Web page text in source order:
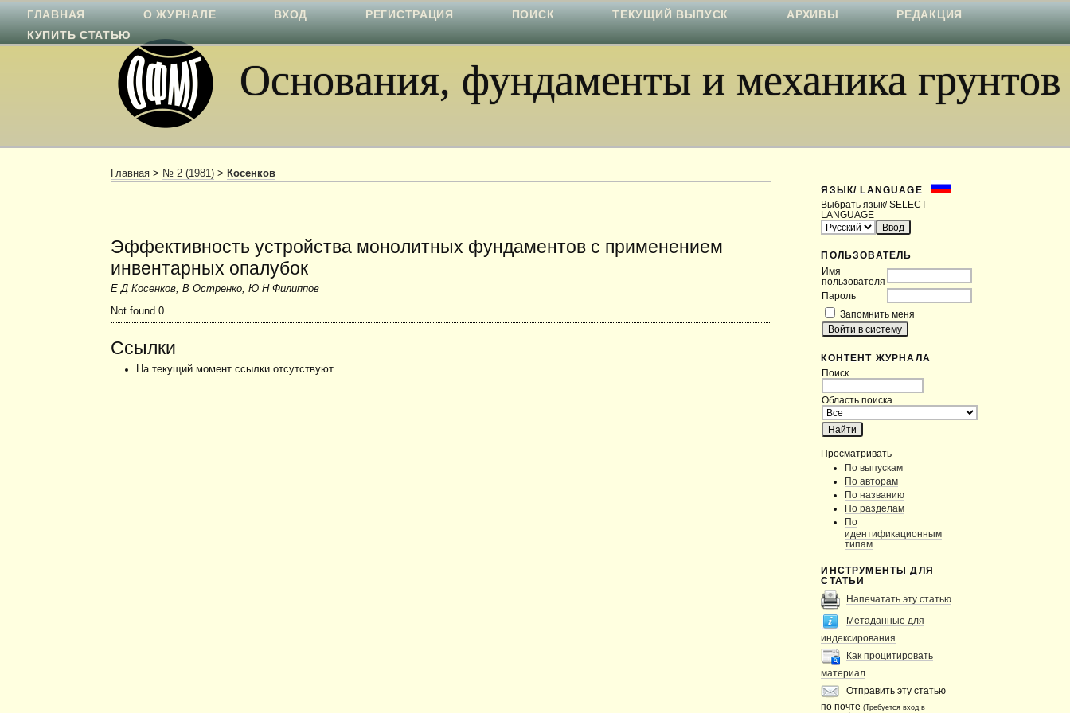
Основания, фундаменты и механика грунтов
ЯЗЫК/ LANGUAGE
Выбрать язык/ SELECT
LANGUAGE
ПОЛЬЗОВАТЕЛЬ
Имя
пользователя
Пароль
Запомнить меня
КОНТЕНТ ЖУРНАЛА
Поиск
Область поиска
Просматривать
По выпускам
По авторам
По названию
По разделам
По
идентификационным
типам
ИНСТРУМЕНТЫ ДЛЯ
СТАТЬИ
Напечатать эту статью
Метаданные для
индексирования
Как процитировать
материал
Отправить эту статью
по почте(Требуется вход в
ГЛАВНАЯ О ЖУРНАЛЕ ВХОД РЕГИСТРАЦИЯ ПОИСК ТЕКУЩИЙ ВЫПУСК АРХИВЫ
РЕДАКЦИЯ
КУПИТЬ СТАТЬЮ
Главная > № 2 (1981) > Косенков
Эффективность устройства монолитных фундаментов с применением
инвентарных опалубок
Е Д Косенков, В Остренко, Ю Н Филиппов
Not found 0
Ссылки
На текущий момент ссылки отсутствуют.